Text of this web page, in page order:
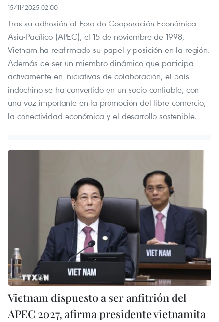
15/11/2025 02:00
Tras su adhesión al Foro de Cooperación Económica
Asia-Pacífico (APEC), el 15 de noviembre de 1998,
Vietnam ha reafirmado su papel y posición en la región.
Además de ser un miembro dinámico que participa
activamente en iniciativas de colaboración, el país
indochino se ha convertido en un socio confiable, con
una voz importante en la promoción del libre comercio,
la conectividad económica y el desarrollo sostenible.
Vietnam dispuesto a ser anfitrión del
APEC 2027, afirma presidente vietnamita